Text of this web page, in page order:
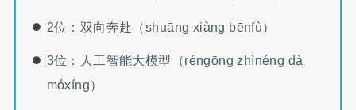
2位：双向奔赴（shuāng xiàng bēnfù）
3位：人工智能大模型（réngōng zhìnéng dà
móxíng）